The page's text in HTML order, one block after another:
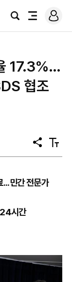
검
전
로
그
17.3%…
협조
공
유
텍
스
민간 전문가
시간